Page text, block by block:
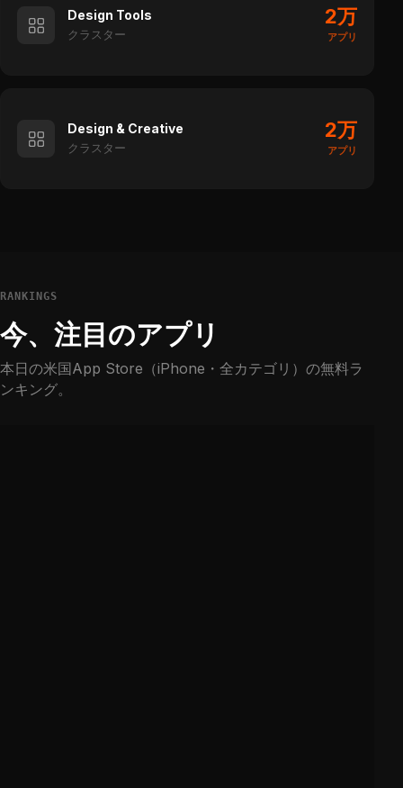
Design Tools
クラスター
2万
アプリ
Design & Creative
クラスター
2万
アプリ
RANKINGS
今、注目のアプリ
本日の米国App Store（iPhone・全カテゴリ）の無料ラ
ンキング。